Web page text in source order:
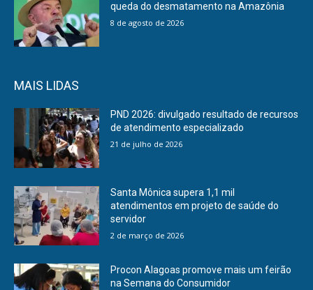
queda do desmatamento na Amazônia
8 de agosto de 2026
MAIS LIDAS
PND 2026: divulgado resultado de recursos
de atendimento especializado
21 de julho de 2026
Santa Mônica supera 1,1 mil
atendimentos em projeto de saúde do
servidor
2 de março de 2026
Procon Alagoas promove mais um feirão
na Semana do Consumidor